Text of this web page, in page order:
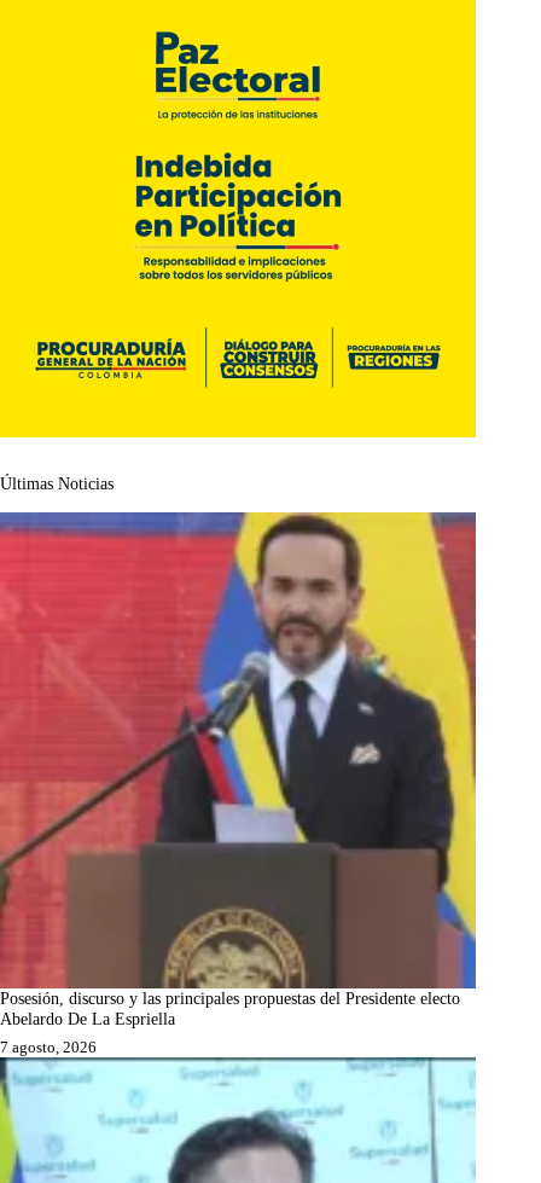
Últimas Noticias
Posesión, discurso y las principales propuestas del Presidente electo
Abelardo De La Espriella
7 agosto, 2026